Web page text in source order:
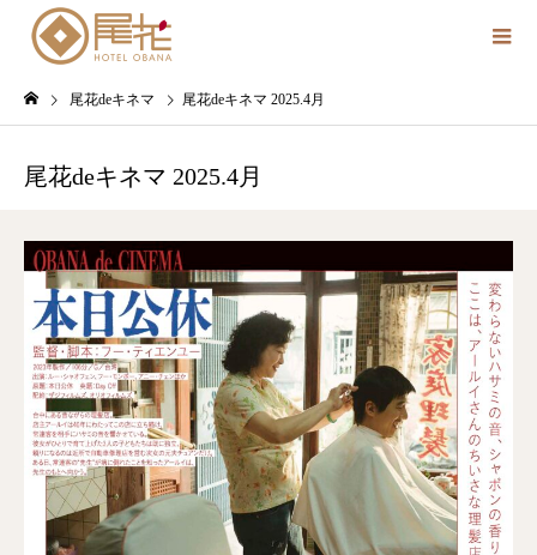
尾花deキネマ 尾花deキネマ 2025.4月
尾花deキネマ 2025.4月